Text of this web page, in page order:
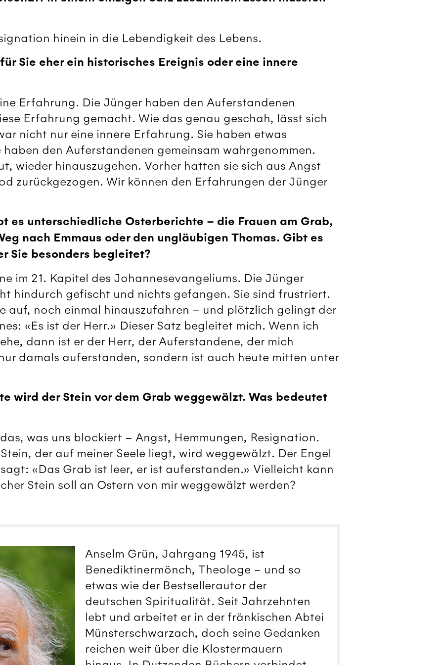
hinein in die Lebendigkeit des Lebens.
Sie eher ein historisches Ereignis oder eine innere
Erfahrung. Die Jünger haben den Auferstandenen
Erfahrung gemacht. Wie das genau geschah, lässt sich
nicht nur eine innere Erfahrung. Sie haben etwas
den Auferstandenen gemeinsam wahrgenommen.
wieder hinauszugehen. Vorher hatten sie sich aus Angst
zurückgezogen. Wir können den Erfahrungen der Jünger
es unterschiedliche Osterberichte – die Frauen am Grab,
nach Emmaus oder den ungläubigen Thomas. Gibt es
Sie besonders begleitet?
im 21. Kapitel des Johannesevangeliums. Die Jünger
hindurch gefischt und nichts gefangen. Sie sind frustriert.
auf, noch einmal hinauszufahren – und plötzlich gelingt der
«Es ist der Herr.» Dieser Satz begleitet mich. Wenn ich
dann ist er der Herr, der Auferstandene, der mich
damals auferstanden, sondern ist auch heute mitten unter
wird der Stein vor dem Grab weggewälzt. Was bedeutet
was uns blockiert – Angst, Hemmungen, Resignation.
der auf meiner Seele liegt, wird weggewälzt. Der Engel
«Das Grab ist leer, er ist auferstanden.» Vielleicht kann
Stein soll an Ostern von mir weggewälzt werden?
Anselm Grün, Jahrgang 1945, ist
Benediktinermönch, Theologe – und so
etwas wie der Bestsellerautor der
deutschen Spiritualität. Seit Jahrzehnten
lebt und arbeitet er in der fränkischen Abtei
Münsterschwarzach, doch seine Gedanken
reichen weit über die Klostermauern